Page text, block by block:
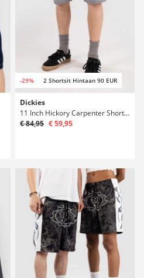
-29% 2 Shortsit Hintaan 90 EUR
Dickies
11 Inch Hickory Carpenter Shortsit
€ 84,95 € 59,95